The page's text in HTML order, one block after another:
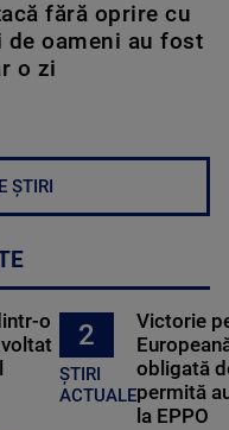
fără oprire cu
de oameni au fost
o zi
ȘTIRI
o
2
ȘTIRI
ACTUALE
Victorie
obligată
permită
la EPPO